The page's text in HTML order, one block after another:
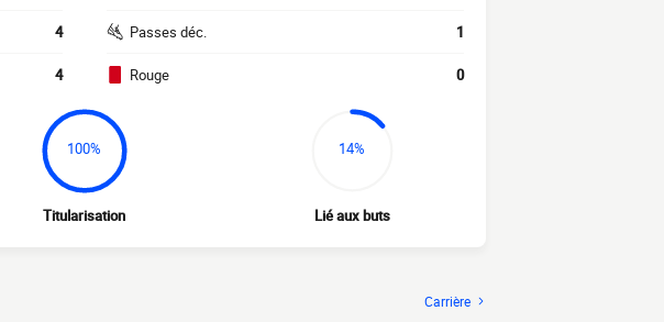
4
4
Passes déc. 1
Rouge 0
100%
Titularisation
14%
Lié aux buts
Carrière